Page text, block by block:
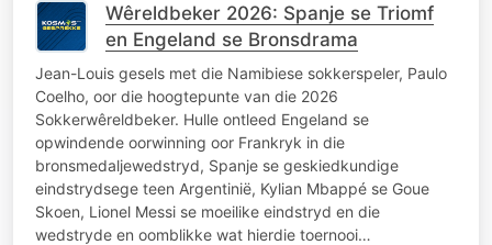
Wêreldbeker 2026: Spanje se Triomf
en Engeland se Bronsdrama
Jean-Louis gesels met die Namibiese sokkerspeler, Paulo
Coelho, oor die hoogtepunte van die 2026
Sokkerwêreldbeker. Hulle ontleed Engeland se
opwindende oorwinning oor Frankryk in die
bronsmedaljewedstryd, Spanje se geskiedkundige
eindstrydsege teen Argentinië, Kylian Mbappé se Goue
Skoen, Lionel Messi se moeilike eindstryd en die
wedstryde en oomblikke wat hierdie toernooi…